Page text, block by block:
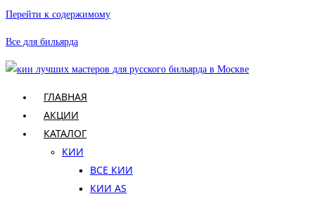
Перейти к содержимому
Все для бильярда
ГЛАВНАЯ
АКЦИИ
КАТАЛОГ
КИИ
ВСЕ КИИ
КИИ AS